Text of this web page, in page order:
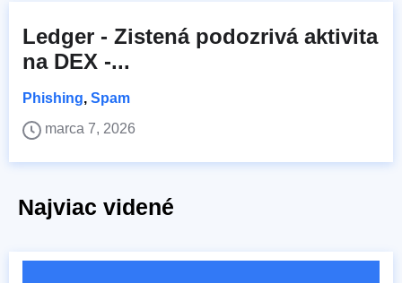
Ledger - Zistená podozrivá aktivita
na DEX -...
Phishing, Spam
marca 7, 2026
Najviac videné